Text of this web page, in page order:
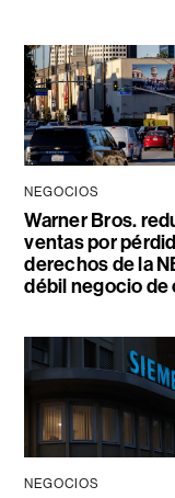
NEGOCIOS
Warner Bros.
ventas por
derechos de la
débil negocio de
NEGOCIOS